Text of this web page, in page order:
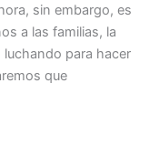
sin embargo, es
a las familias, la
para hacer
que